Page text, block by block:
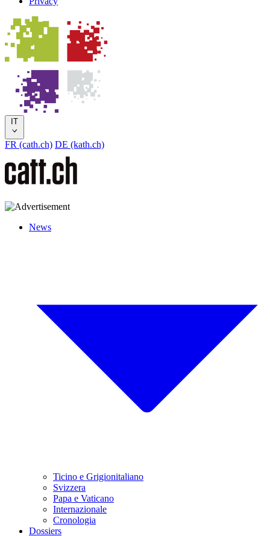
IT
FR (cath.ch) DE (kath.ch)
News
Ticino e Grigionitaliano
Svizzera
Papa e Vaticano
Internazionale
Cronologia
Dossiers